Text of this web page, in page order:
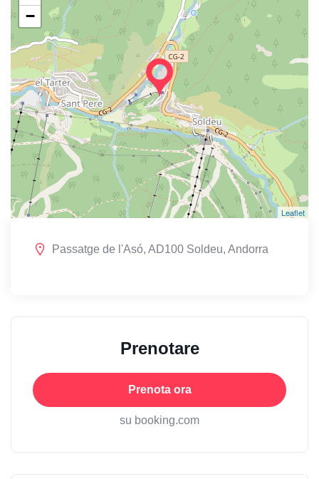
−
Leaflet
Passatge de l'Asó, AD100 Soldeu, Andorra
Prenotare
Prenota ora
su booking.com